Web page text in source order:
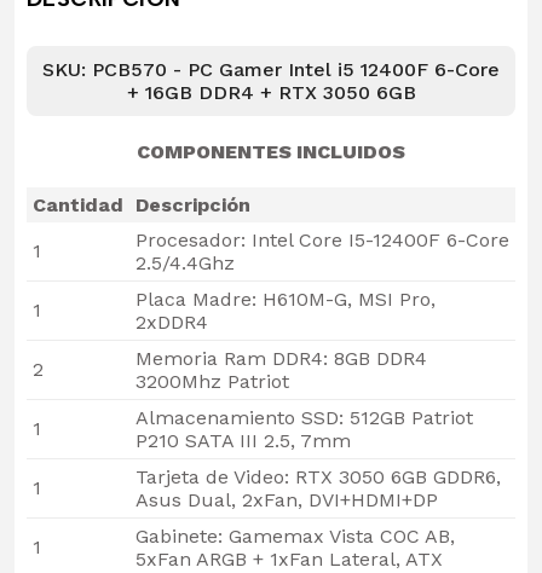
SKU: PCB570 - PC Gamer Intel i5 12400F 6-Core
+ 16GB DDR4 + RTX 3050 6GB
COMPONENTES INCLUIDOS
Cantidad
Descripción
1
Procesador: Intel Core I5-12400F 6-Core
2.5/4.4Ghz
1
Placa Madre: H610M-G, MSI Pro,
2xDDR4
2
Memoria Ram DDR4: 8GB DDR4
3200Mhz Patriot
1
Almacenamiento SSD: 512GB Patriot
P210 SATA III 2.5, 7mm
1
Tarjeta de Video: RTX 3050 6GB GDDR6,
Asus Dual, 2xFan, DVI+HDMI+DP
1
Gabinete: Gamemax Vista COC AB,
5xFan ARGB + 1xFan Lateral, ATX